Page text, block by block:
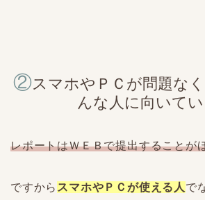
②スマホやＰＣが問題な
んな人に向いて
レポートはＷＥＢで提出することが
ですから スマホやＰＣが使える人 で